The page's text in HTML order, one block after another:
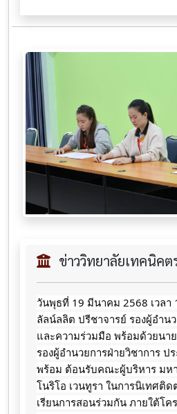
ข่าววิทยาลัยเทคนิคต
วันพุธที่ 19 มีนาคม 2568 เวลา
ลัลน์ลลิต ปรีชาจารย์ รองผู้อำน
และความร่วมมือ พร้อมด้วยนา
รองผู้อำนวยการฝ่ายวิชาการ ป
พร้อม ต้อนรับคณะผู้บริหาร มห
โนริโอ เวนทูรา ในการนิเทศติ
เรียนการสอนร่วมกัน ภายใต้โ